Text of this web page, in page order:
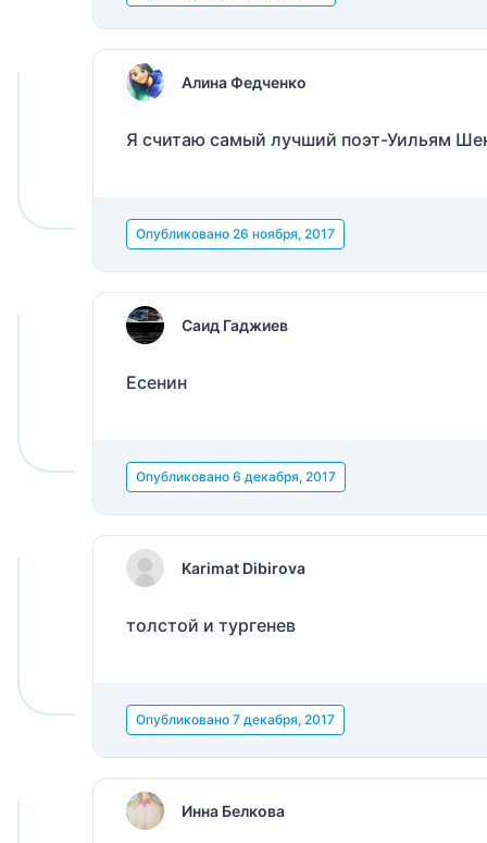
Алина Федченко
Я считаю самый лучший поэт-Уильям
Опубликовано 26 ноября, 2017
Саид Гаджиев
Есенин
Опубликовано 6 декабря, 2017
Karimat Dibirova
толстой и тургенев
Опубликовано 7 декабря, 2017
Инна Белкова